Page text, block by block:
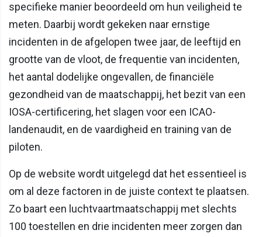
specifieke manier beoordeeld om hun veiligheid te
meten. Daarbij wordt gekeken naar ernstige
incidenten in de afgelopen twee jaar, de leeftijd en
grootte van de vloot, de frequentie van incidenten,
het aantal dodelijke ongevallen, de financiële
gezondheid van de maatschappij, het bezit van een
IOSA-certificering, het slagen voor een ICAO-
landenaudit, en de vaardigheid en training van de
piloten.
Op de website wordt uitgelegd dat het essentieel is
om al deze factoren in de juiste context te plaatsen.
Zo baart een luchtvaartmaatschappij met slechts
100 toestellen en drie incidenten meer zorgen dan